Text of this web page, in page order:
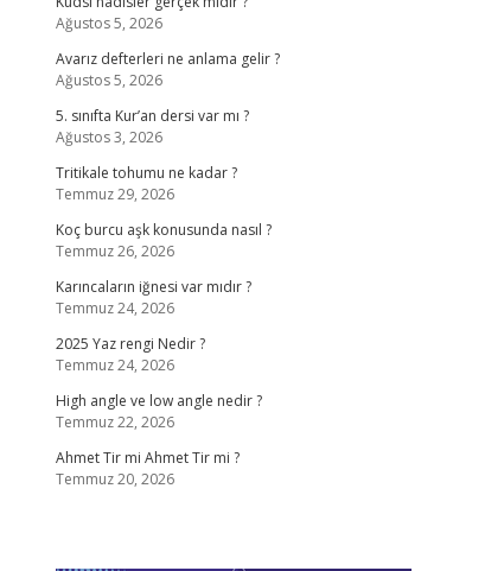
Ağustos 5, 2026
Avarız defterleri ne anlama gelir ?
Ağustos 5, 2026
5. sınıfta Kur’an dersi var mı ?
Ağustos 3, 2026
Tritikale tohumu ne kadar ?
Temmuz 29, 2026
Koç burcu aşk konusunda nasıl ?
Temmuz 26, 2026
Karıncaların iğnesi var mıdır ?
Temmuz 24, 2026
2025 Yaz rengi Nedir ?
Temmuz 24, 2026
High angle ve low angle nedir ?
Temmuz 22, 2026
Ahmet Tir mi Ahmet Tir mi ?
Temmuz 20, 2026